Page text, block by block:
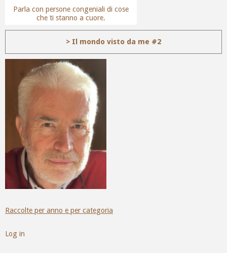
Parla con persone congeniali di cose
che ti stanno a cuore.
> Il mondo visto da me #2
Raccolte per anno e per categoria
Log in